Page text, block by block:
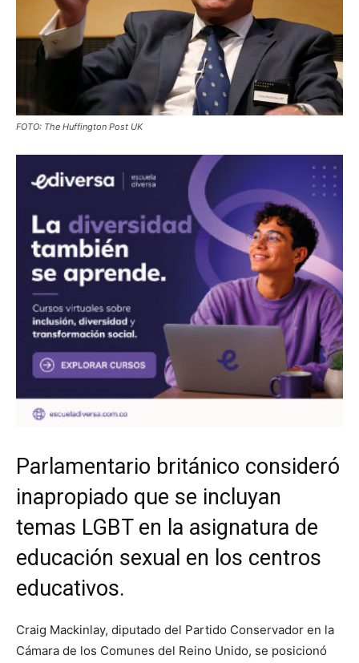
FOTO: The Huffington Post UK
Parlamentario británico consideró
inapropiado que se incluyan
temas LGBT en la asignatura de
educación sexual en los centros
educativos.
Craig Mackinlay, diputado del Partido Conservador en la
Cámara de los Comunes del Reino Unido, se posicionó